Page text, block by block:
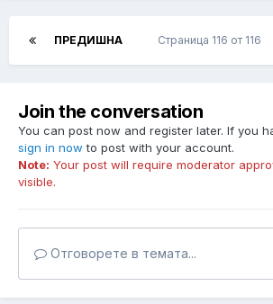
ПРЕДИШНА Страница 116 от 116
Join the conversation
You can post now and register later. If you
sign in now to post with your account.
Note: Your post will require moderator
visible.
Отговорете в темата...